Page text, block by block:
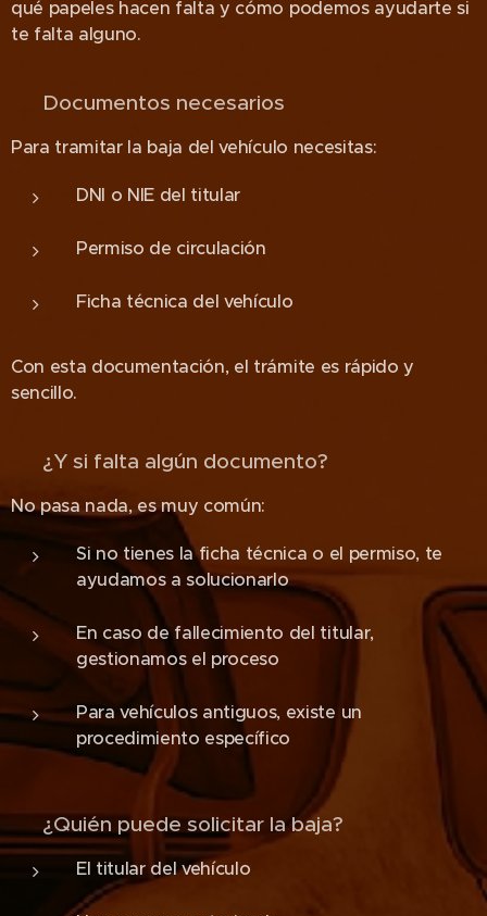
qué papeles hacen falta y cómo podemos ayudarte si
te falta alguno.
📄 Documentos necesarios
Para tramitar la baja del vehículo necesitas:
DNI o NIE del titular
Permiso de circulación
Ficha técnica del vehículo
Con esta documentación, el trámite es rápido y
sencillo.
❓ ¿Y si falta algún documento?
No pasa nada, es muy común:
Si no tienes la ficha técnica o el permiso, te
ayudamos a solucionarlo
En caso de fallecimiento del titular,
gestionamos el proceso
Para vehículos antiguos, existe un
procedimiento específico
👥 ¿Quién puede solicitar la baja?
El titular del vehículo